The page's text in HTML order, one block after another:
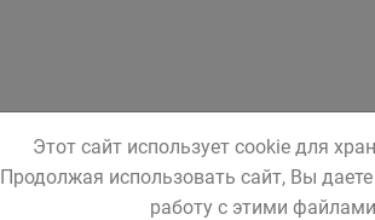
Этот сайт использует cookie для
Продолжая использовать сайт, Вы даете
работу с этими